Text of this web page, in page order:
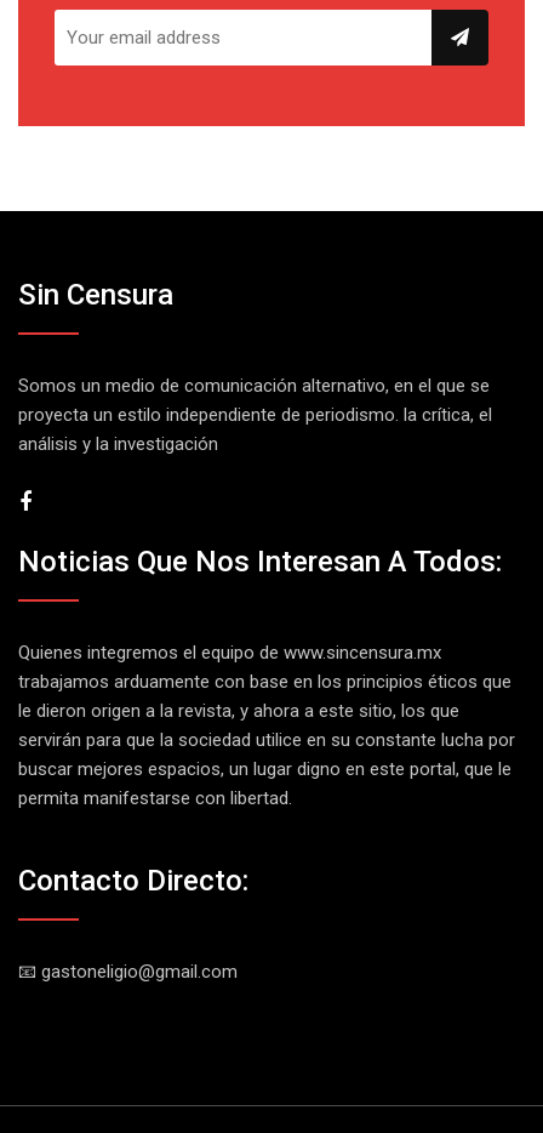
Sin Censura
Somos un medio de comunicación alternativo, en el que se
proyecta un estilo independiente de periodismo. la crítica, el
análisis y la investigación
Noticias Que Nos Interesan A Todos:
Quienes integremos el equipo de www.sincensura.mx
trabajamos arduamente con base en los principios éticos que
le dieron origen a la revista, y ahora a este sitio, los que
servirán para que la sociedad utilice en su constante lucha por
buscar mejores espacios, un lugar digno en este portal, que le
permita manifestarse con libertad.
Contacto Directo:
📧 gastoneligio@gmail.com